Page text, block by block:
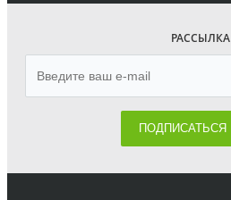
РАССЫЛКА
ПОДПИСАТЬСЯ